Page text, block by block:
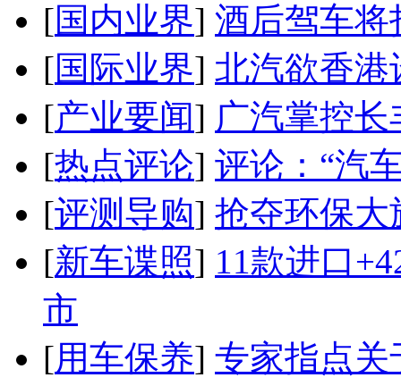
[国内业界] 酒后驾车将
[国际业界] 北汽欲香港
[产业要闻] 广汽掌控
[热点评论] 评论：“汽
[评测导购] 抢夺环保大
[新车谍照] 11款进口
市
[用车保养] 专家指点关